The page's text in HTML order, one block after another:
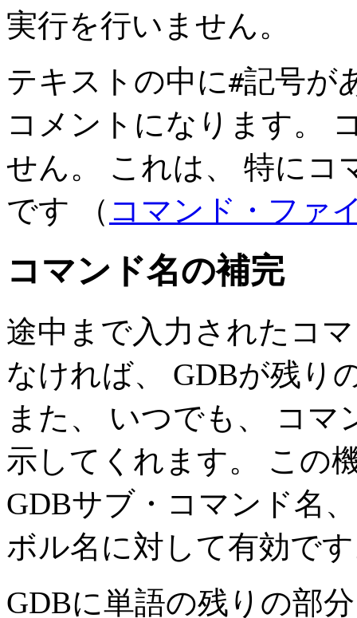
実行を行いません。
テキストの中に#記号が
コメントになります。
せん。 これは、 特にコ
です （ コマンド・ファ
コマンド名の補完
途中まで入力されたコ
なければ、 GDBが残り
また、 いつでも、 コマ
示してくれます。 この
GDBサブ・コマンド名
ボル名に対して有効で
GDBに単語の残りの部